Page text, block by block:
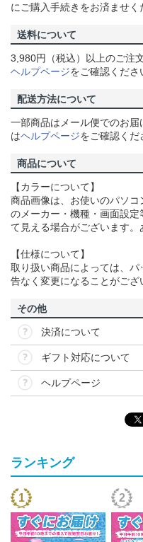
にご購入手続きをお済ませく
送料について
3,980円（税込）以上のご注
ヘルプページをご確認くださ
配送方法について
一部商品はメール便でのお届
はヘルプページをご確認くだ
商品について
【カラーについて】
商品画像は、お使いのパソ
のメーカー・機種・画面設
て見える場合がございます。
【仕様について】
取り扱い商品によっては、
告なく変更になることがござ
その他
決済について
ギフト対応について
ヘルプページ
ランキング